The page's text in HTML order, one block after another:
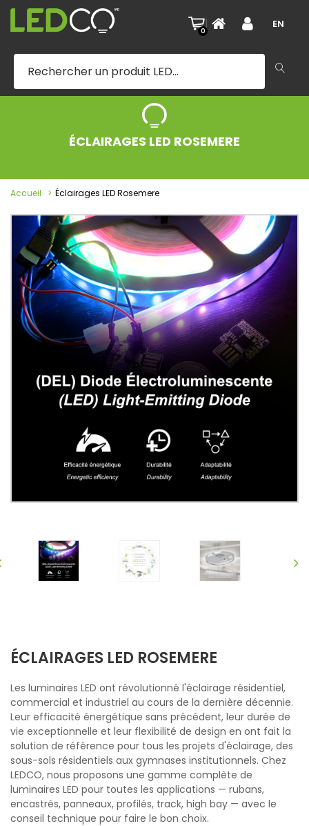
0
| EN
ÉCLAIRAGES LED ROSEMERE
Accueil Éclairages LED Rosemere
ÉCLAIRAGES LED ROSEMERE
Les luminaires LED ont révolutionné l'éclairage résidentiel,
commercial et industriel au cours de la dernière décennie.
Leur efficacité énergétique sans précédent, leur durée de
vie exceptionnelle et leur flexibilité de design en ont fait la
solution de référence pour tous les projets d'éclairage, des
sous-sols résidentiels aux gymnases institutionnels. Chez
LEDCO, nous proposons une gamme complète de
luminaires LED pour toutes les applications — rubans,
encastrés, panneaux, profilés, track, high bay — avec le
conseil technique pour faire le bon choix.